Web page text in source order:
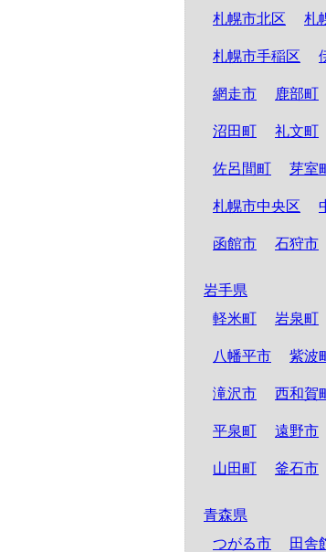
札幌市北区 札
札幌市手稲区
網走市 鹿部町
沼田町 礼文町
佐呂間町 芽室
札幌市中央区
函館市 石狩市
岩手県
軽米町
岩泉町
八幡平市 紫波
滝沢市 西和賀
平泉町 遠野市
山田町 釜石市
青森県
つがる市
田舎